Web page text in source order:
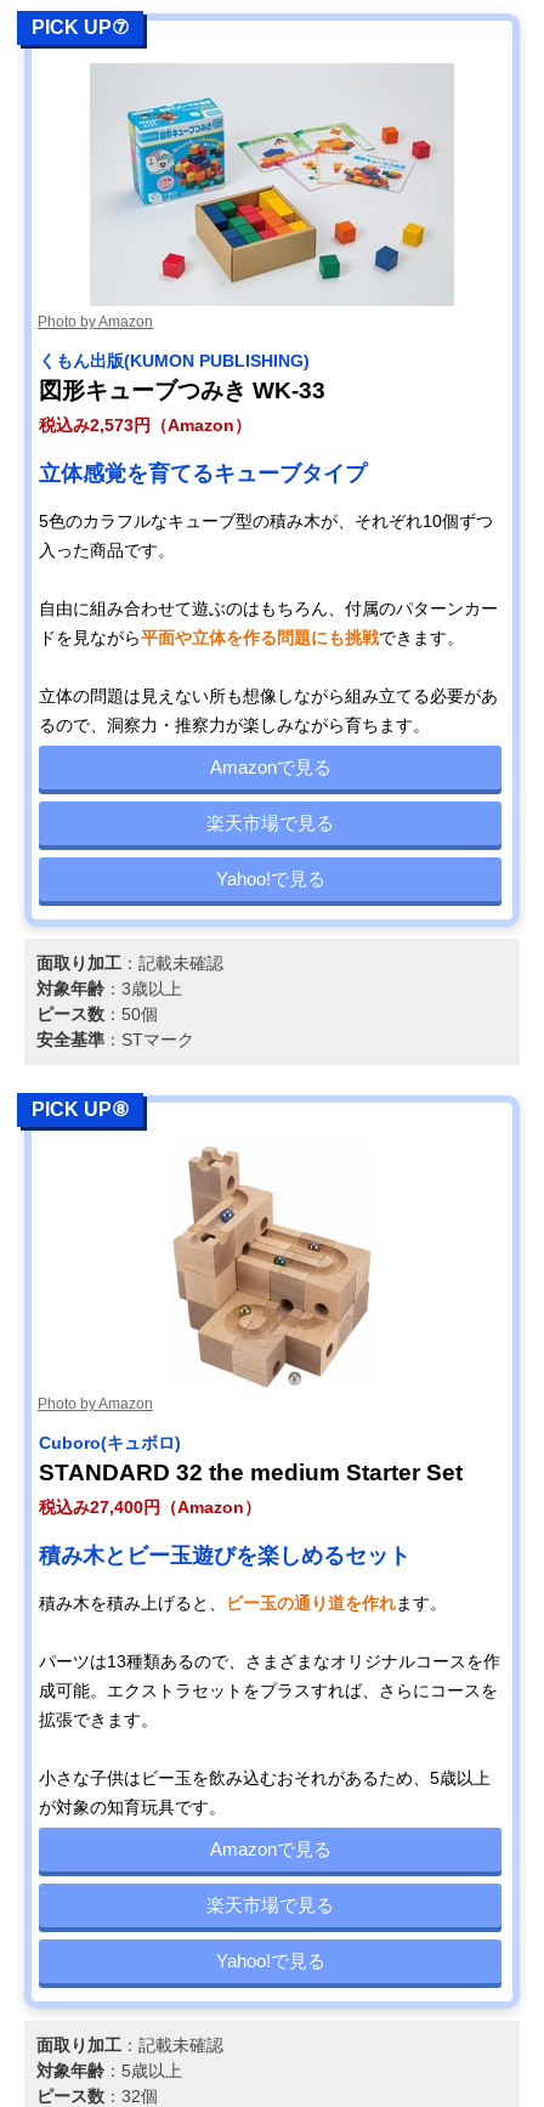
PICK UP⑦
Photo by Amazon
くもん出版(KUMON PUBLISHING)
図形キューブつみき WK-33
税込み2,573円（Amazon）
立体感覚を育てるキューブタイプ
5色のカラフルなキューブ型の積み木が、それぞれ10個ずつ
入った商品です。
自由に組み合わせて遊ぶのはもちろん、付属のパターンカー
ドを見ながら平面や立体を作る問題にも挑戦できます。
立体の問題は見えない所も想像しながら組み立てる必要があ
るので、洞察力・推察力が楽しみながら育ちます。
Amazonで見る
楽天市場で見る
Yahoo!で見る
面取り加工 ：記載未確認
対象年齢 ：3歳以上
ピース数 ：50個
安全基準 ：STマーク
PICK UP⑧
Photo by Amazon
Cuboro(キュボロ)
STANDARD 32 the medium Starter Set
税込み27,400円（Amazon）
積み木とビー玉遊びを楽しめるセット
積み木を積み上げると、 ビー玉の通り道を作れます。
パーツは13種類あるので、さまざまなオリジナルコースを作
成可能。エクストラセットをプラスすれば、さらにコースを
拡張できます。
小さな子供はビー玉を飲み込むおそれがあるため、5歳以上
が対象の知育玩具です。
Amazonで見る
楽天市場で見る
Yahoo!で見る
面取り加工 ：記載未確認
対象年齢 ：5歳以上
ピース数 ：32個